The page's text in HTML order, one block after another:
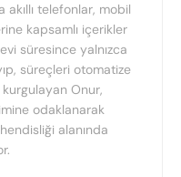
telefonlar, mobil
kapsamlı içerikler
süresince yalnızca
süreçleri otomatize
Onur,
odaklanarak
alanında